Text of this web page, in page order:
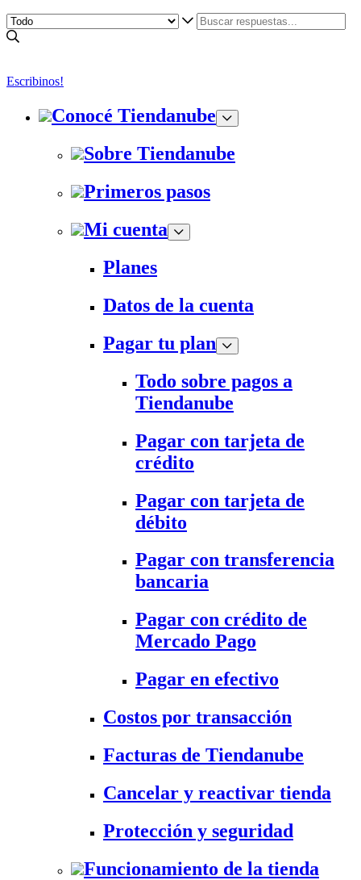
Escribinos!
Conocé Tiendanube
Sobre Tiendanube
Primeros pasos
Mi cuenta
Planes
Datos de la cuenta
Pagar tu plan
Todo sobre pagos a
Tiendanube
Pagar con tarjeta de
crédito
Pagar con tarjeta de
débito
Pagar con transferencia
bancaria
Pagar con crédito de
Mercado Pago
Pagar en efectivo
Costos por transacción
Facturas de Tiendanube
Cancelar y reactivar tienda
Protección y seguridad
Funcionamiento de la tienda